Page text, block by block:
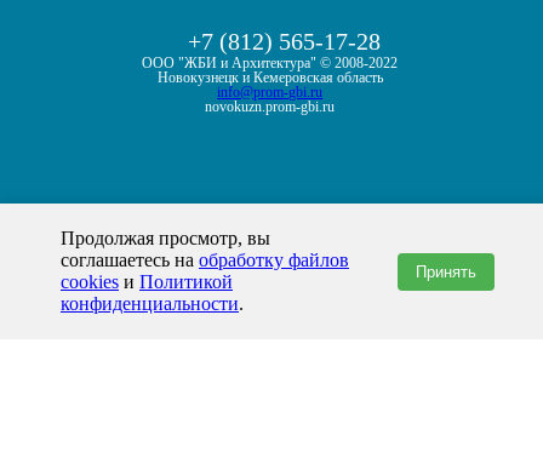
+7 (812) 565-17-28
ООО "ЖБИ и Архитектура" © 2008-2022
Новокузнецк и Кемеровская область
info@prom-gbi.ru
novokuzn.prom-gbi.ru
Продолжая просмотр, вы
соглашаетесь на обработку файлов
cookies и Политикой
конфиденциальности.
Принять